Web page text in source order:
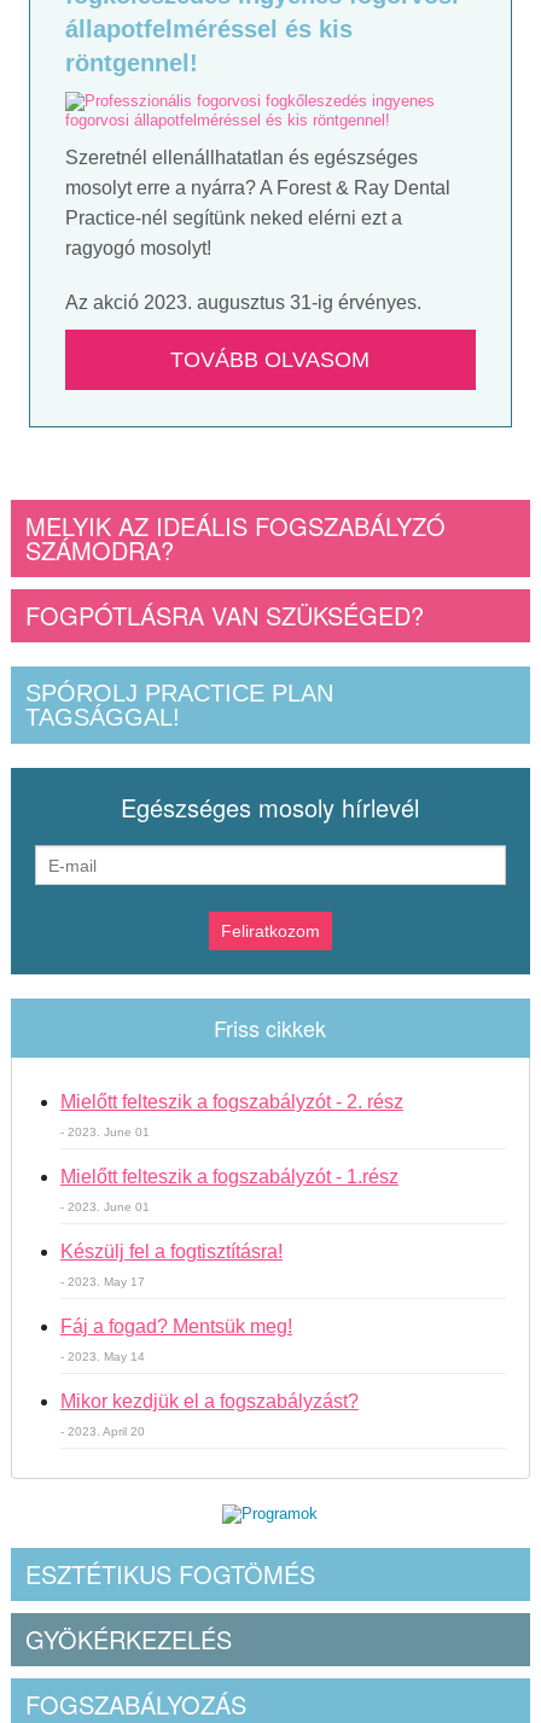
állapotfelméréssel és kis
röntgennel!
Szeretnél ellenállhatatlan és egészséges
mosolyt erre a nyárra? A Forest & Ray Dental
Practice-nél segítünk neked elérni ezt a
ragyogó mosolyt!
Az akció 2023. augusztus 31-ig érvényes.
TOVÁBB OLVASOM
MELYIK AZ IDEÁLIS FOGSZABÁLYZÓ
SZÁMODRA?
FOGPÓTLÁSRA VAN SZÜKSÉGED?
SPÓROLJ PRACTICE PLAN
TAGSÁGGAL!
Egészséges mosoly hírlevél
Friss cikkek
Mielőtt felteszik a fogszabályzót - 2. rész
- 2023. June 01
Mielőtt felteszik a fogszabályzót - 1.rész
- 2023. June 01
Készülj fel a fogtisztításra!
- 2023. May 17
Fáj a fogad? Mentsük meg!
- 2023. May 14
Mikor kezdjük el a fogszabályzást?
- 2023. April 20
ESZTÉTIKUS FOGTÖMÉS
GYÖKÉRKEZELÉS
FOGSZABÁLYOZÁS